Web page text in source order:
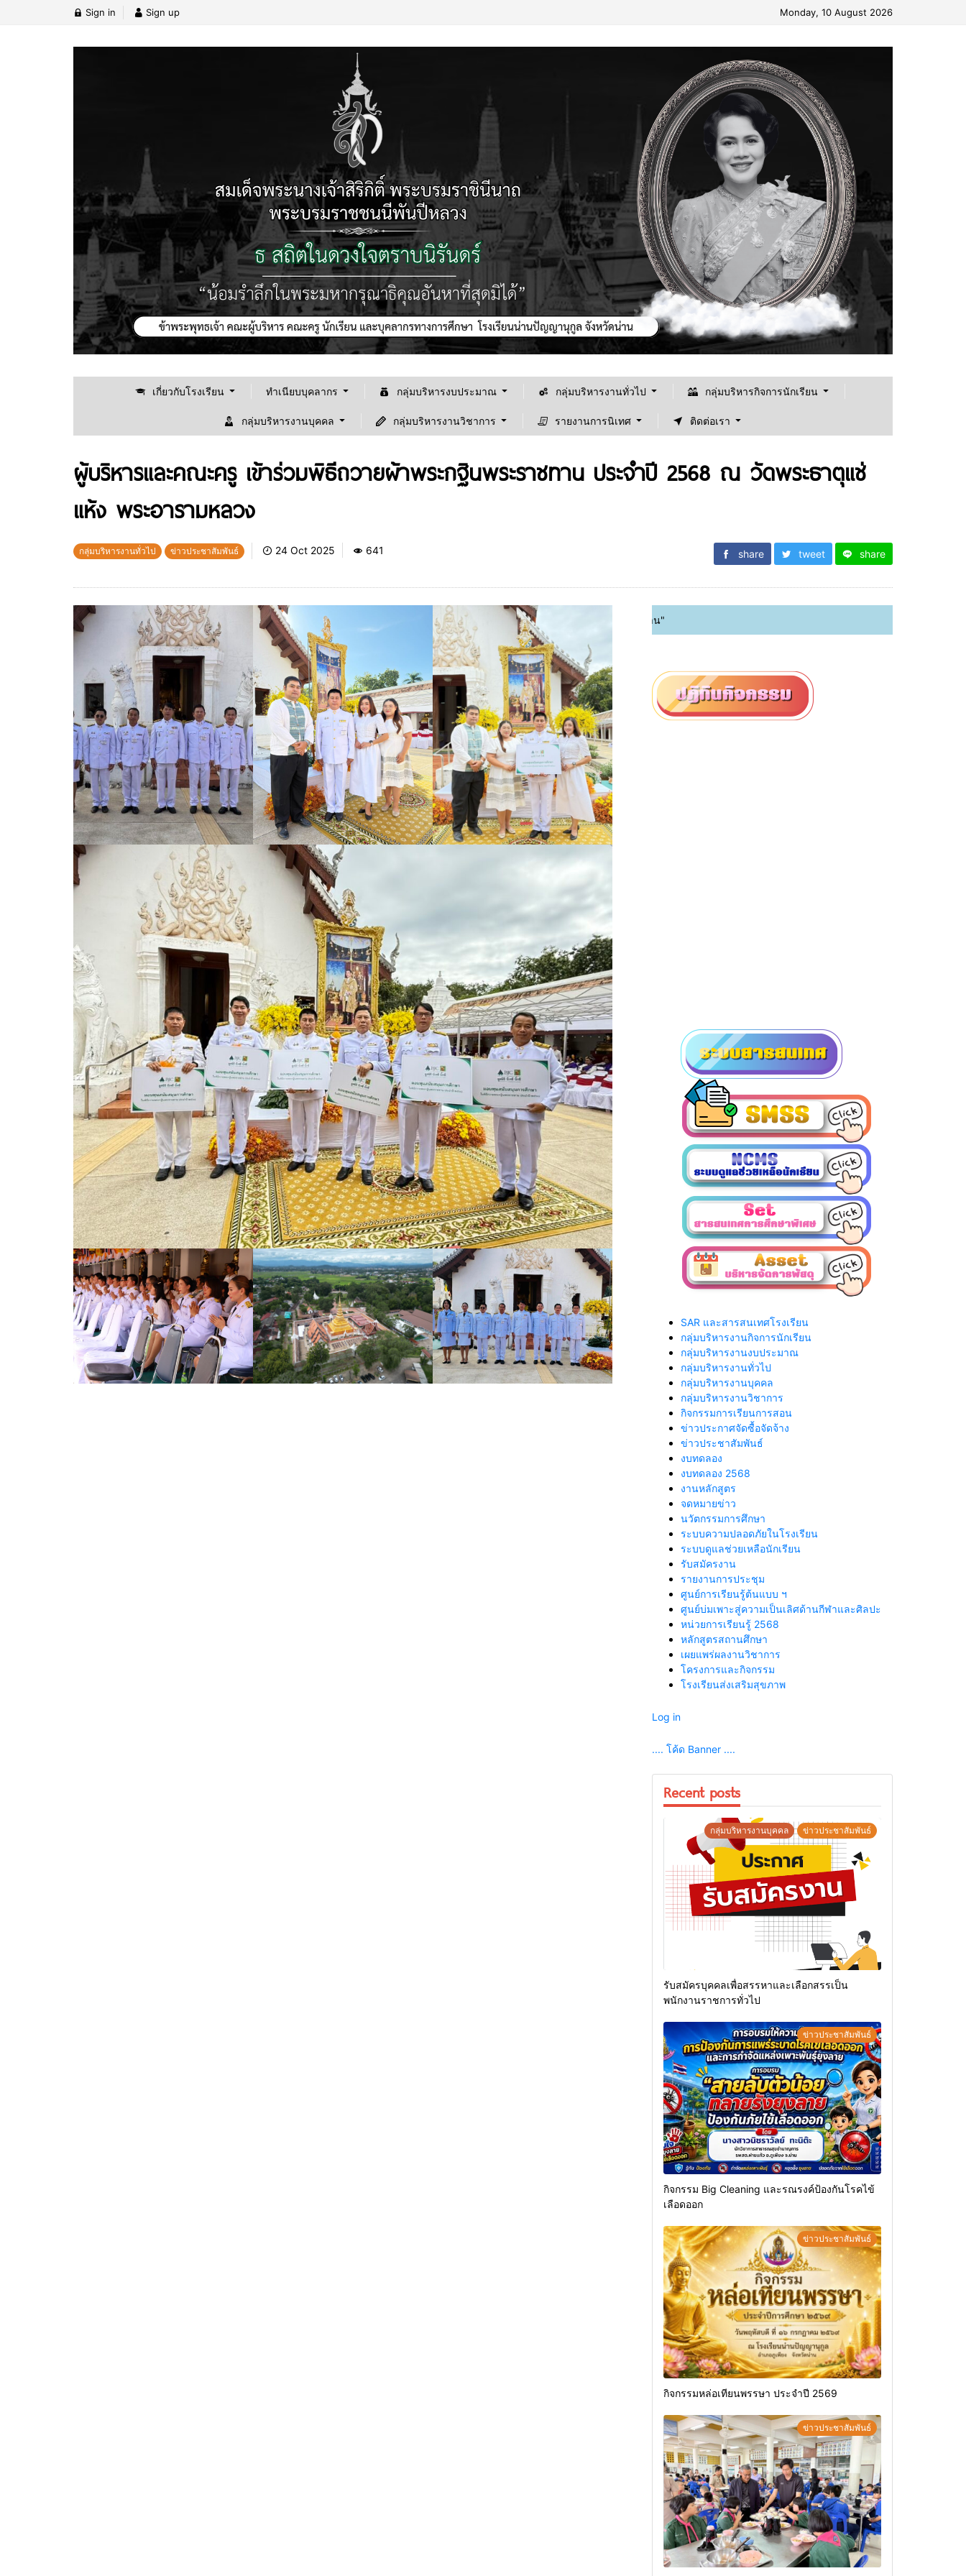
Sign in Sign up Monday, 10 August 2026
เกี่ยวกับโรงเรียน ทำเนียบบุคลากร กลุ่มบริหารงบประมาณ กลุ่มบริหารงานทั่วไป กลุ่มบริหารกิจการนักเรียน
กลุ่มบริหารงานบุคคล กลุ่มบริหารงานวิชาการ รายงานการนิเทศ ติดต่อเรา
ผู้บริหารและคณะครู เข้าร่วมพิธีถวายผ้าพระกฐินพระราชทาน ประจำปี 2568 ณ วัดพระธาตุแช่
แห้ง พระอารามหลวง
กลุ่มบริหารงานทั่วไป ข่าวประชาสัมพันธ์ 24 Oct 2025 641 share tweet share
SAR และสารสนเทศโรงเรียน
กลุ่มบริหารงานกิจการนักเรียน
กลุ่มบริหารงานงบประมาณ
กลุ่มบริหารงานทั่วไป
กลุ่มบริหารงานบุคคล
กลุ่มบริหารงานวิชาการ
กิจกรรมการเรียนการสอน
ข่าวประกาศจัดซื้อจัดจ้าง
ข่าวประชาสัมพันธ์
งบทดลอง
งบทดลอง 2568
งานหลักสูตร
จดหมายข่าว
นวัตกรรมการศึกษา
ระบบความปลอดภัยในโรงเรียน
ระบบดูแลช่วยเหลือนักเรียน
รับสมัครงาน
รายงานการประชุม
ศูนย์การเรียนรู้ต้นแบบ ฯ
ศูนย์บ่มเพาะสู่ความเป็นเลิศด้านกีฬาและศิลปะ
หน่วยการเรียนรู้ 2568
หลักสูตรสถานศึกษา
เผยแพร่ผลงานวิชาการ
โครงการและกิจกรรม
โรงเรียนส่งเสริมสุขภาพ
Log in
.... โค้ด Banner ....
Recent posts
กลุ่มบริหารงานบุคคล ข่าวประชาสัมพันธ์
รับสมัครบุคคลเพื่อสรรหาและเลือกสรรเป็น
พนักงานราชการทั่วไป
ข่าวประชาสัมพันธ์
กิจกรรม Big Cleaning และรณรงค์ป้องกันโรคไข้
เลือดออก
ข่าวประชาสัมพันธ์
กิจกรรมหล่อเทียนพรรษา ประจำปี 2569
ข่าวประชาสัมพันธ์